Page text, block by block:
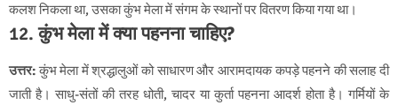
कलश निकला था, उसका कुंभ मेला में संगम के स्थानों पर वितरण किया गया था।
12.कुंभ मेला में क्या पहनना चाहिए?
उत्तर:कुंभ मेला में श्रद्धालुओं को साधारण और आरामदायक कपड़े पहनने की सलाह दी
जाती है। साधु-संतों की तरह धोती, चादर या कुर्ता पहनना आदर्श होता है। गर्मियों के